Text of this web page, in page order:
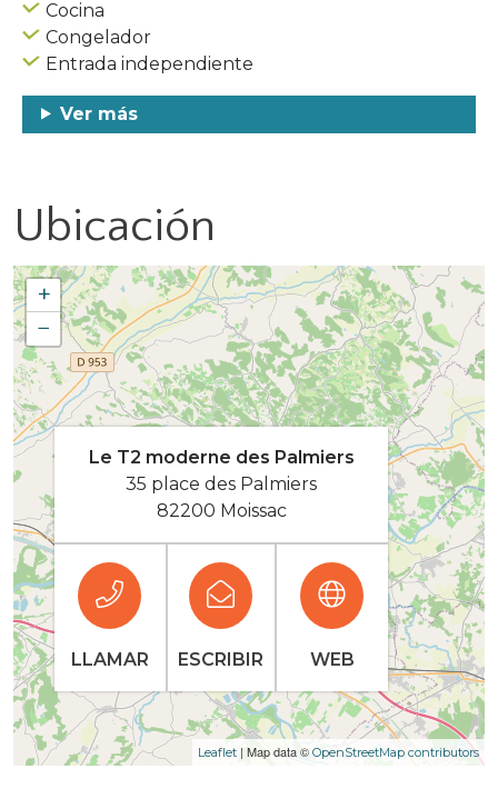
Cocina
Congelador
Entrada independiente
Ver más
Ubicación
+
−
Leaflet | Map data © OpenStreetMap contributors
Le T2 moderne des Palmiers
35 place des Palmiers
82200 Moissac
LLAMAR ESCRIBIR WEB